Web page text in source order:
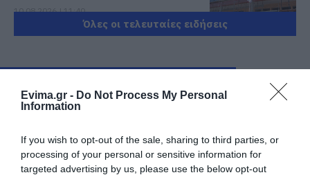
Evima.gr - Do Not Process My Personal
Information
If you wish to opt-out of the sale, sharing to third parties, or
processing of your personal or sensitive information for
targeted advertising by us, please use the below opt-out
10.08.2026 | 11:40
χωριού
Στερεάς Ελλάδας
10.08.2026 | 11:00
Όλες οι τελευταίες ειδήσεις